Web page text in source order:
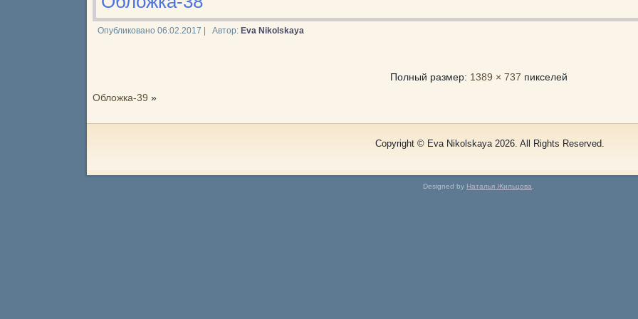
Опубликовано 06.02.2017 Автор: Eva Nikolskaya
Полный размер: 1389 × 737 пикселей
Обложка-39 »
Copyright © Eva Nikolskaya 2026. All Rights Reserved.
Designed by Наталья Жильцова